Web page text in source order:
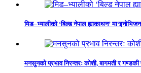
मिड–भ्यालीको ‘बिल्ड नेपाल ह्याकाथन’
मनसुनको प्रभाव निरन्तरः कोशी, बागमती र गण्डकी